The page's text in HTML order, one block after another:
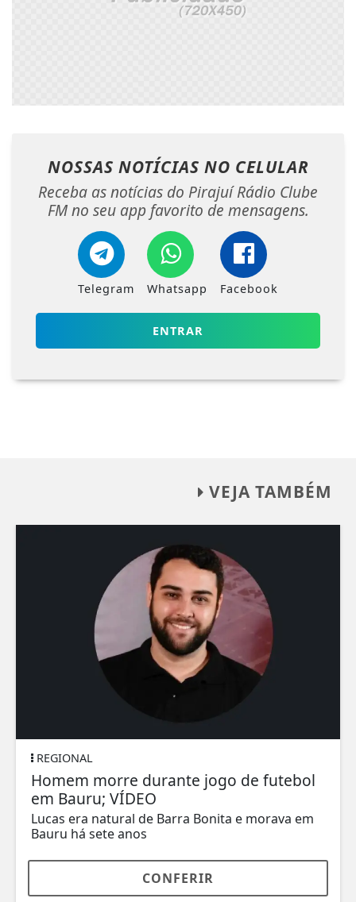
NOSSAS NOTÍCIAS NO CELULAR
Receba as notícias do Pirajuí Rádio Clube
FM no seu app favorito de mensagens.
Telegram Whatsapp Facebook
ENTRAR
VEJA TAMBÉM
REGIONAL
Homem morre durante jogo de futebol
em Bauru; VÍDEO
Lucas era natural de Barra Bonita e morava em
Bauru há sete anos
CONFERIR